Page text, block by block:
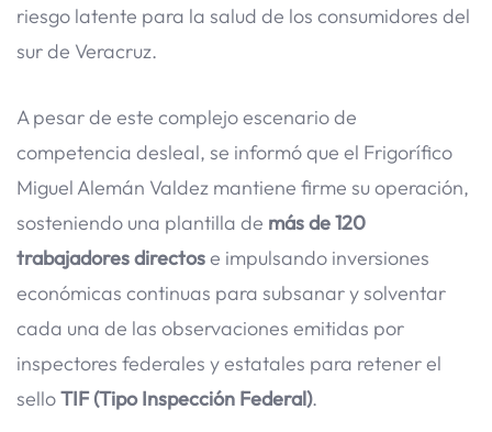
riesgo latente para la salud de los consumidores del
sur de Veracruz.
A pesar de este complejo escenario de
competencia desleal, se informó que el Frigorífico
Miguel Alemán Valdez mantiene firme su operación,
sosteniendo una plantilla de más de 120
trabajadores directose impulsando inversiones
económicas continuas para subsanar y solventar
cada una de las observaciones emitidas por
inspectores federales y estatales para retener el
selloTIF (Tipo Inspección Federal).